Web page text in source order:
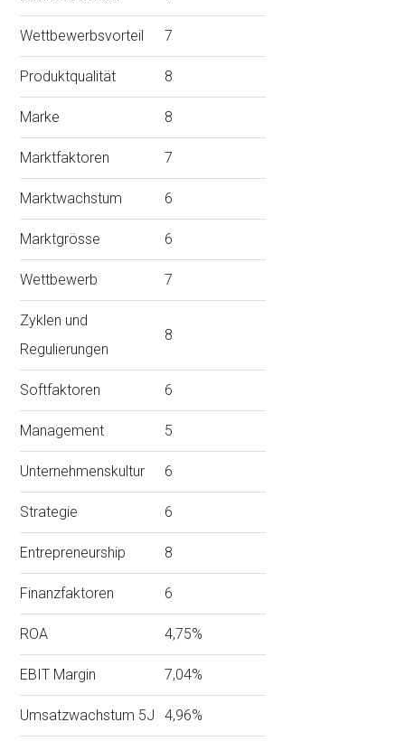
Wettbewerbsvorteil 7
Produktqualität 8
Marke 8
Marktfaktoren 7
Marktwachstum 6
Marktgrösse 6
Wettbewerb 7
Zyklen und
Regulierungen
8
Softfaktoren 6
Management 5
Unternehmenskultur 6
Strategie 6
Entrepreneurship 8
Finanzfaktoren 6
ROA 4,75%
EBIT Margin 7,04%
Umsatzwachstum 5J 4,96%